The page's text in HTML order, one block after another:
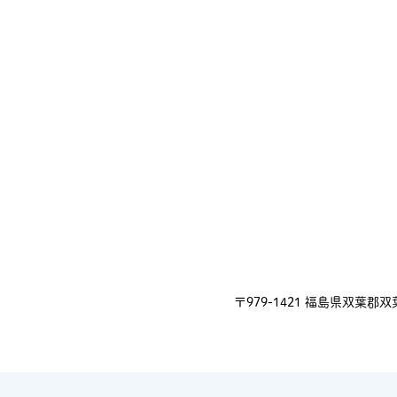
〒979-1421 福島県双葉郡双